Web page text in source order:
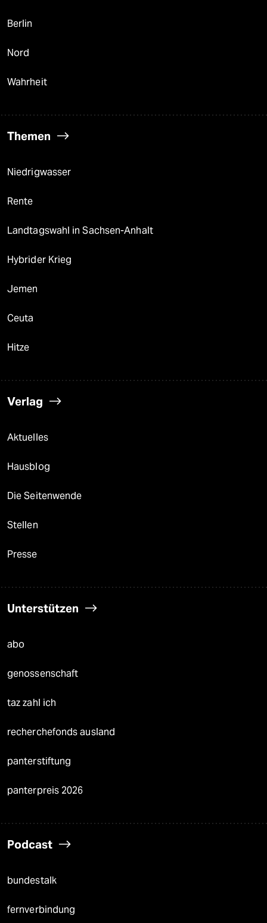
Berlin
Nord
Wahrheit
Themen
Niedrigwasser
Rente
Landtagswahl in Sachsen-Anhalt
Hybrider Krieg
Jemen
Ceuta
Hitze
Verlag
Aktuelles
Hausblog
Die Seitenwende
Stellen
Presse
Unterstützen
abo
genossenschaft
taz zahl ich
recherchefonds ausland
panterstiftung
panterpreis 2026
Podcast
bundestalk
fernverbindung